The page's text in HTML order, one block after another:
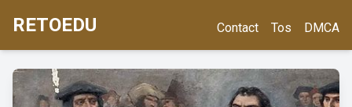
RETOEDU Contact Tos DMCA